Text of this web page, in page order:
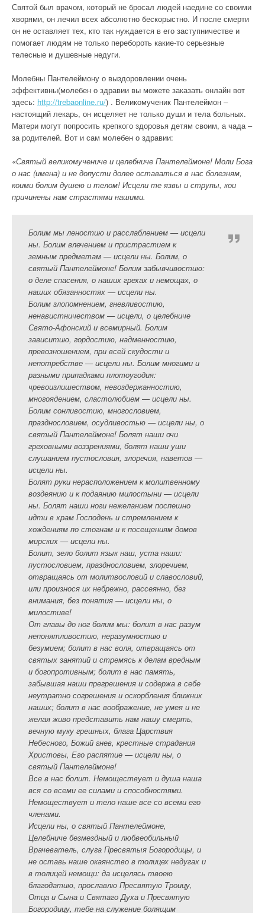
Святой был врачом, который не бросал людей наедине со своими
хворями, он лечил всех абсолютно бескорыстно. И после смерти
он не оставляет тех, кто так нуждается в его заступничестве и
помогает людям не только перебороть какие-то серьезные
телесные и душевные недуги.
Молебны Пантелеймону о выздоровлении очень
эффективны(молебен о здравии вы можете заказать онлайн вот
здесь: http://trebaonline.ru/) . Великомученик Пантелеймон –
настоящий лекарь, он исцеляет не только души и тела больных.
Матери могут попросить крепкого здоровья детям своим, а чада –
за родителей. Вот и сам молебен о здравии:
«Святый великомучениче и целебниче Пантелеймоне! Моли Бога
о нас (имена) и не допусти долее оставаться в нас болезням,
коими болим душею и телом! Исцели те язвы и струпы, кои
причинены нам страстями нашими.
Болим мы леностию и расслаблением — исцели
ны. Болим влечением и пристрастием к
земным предметам — исцели ны. Болим, о
святый Пантелеймоне! Болим забывчивостию:
о деле спасения, о наших грехах и немощах, о
наших обязанностях — исцели ны.
Болим злопомнением, гневливостию,
ненавистничеством — исцели, о целебниче
Свято-Афонский и всемирный. Болим
зависитию, гордостию, надменностию,
превозношением, при всей скудости и
непотребстве — исцели ны. Болим многими и
разными припадками плотоугодия:
чревоизлишеством, невоздержанностию,
многоядением, сластолюбием — исцели ны.
Болим сонливостию, многословием,
празднословием, осудливостью — исцели ны, о
святый Пантелеймоне! Болят наши очи
греховными воззрениями, болят наши уши
слушанием пустословия, злоречия, наветов —
исцели ны.
Болят руки нерасположением к молитвенному
воздеянию и к подаянию милостыни — исцели
ны. Болят наши ноги нежеланием поспешно
идти в храм Господень и стремлением к
хождениям по стогнам и к посещениям домов
мирских — исцели ны.
Болит, зело болит язык наш, уста наши:
пустословием, празднословием, злоречием,
отвращаясь от молитвословий и славословий,
или произнося их небрежно, рассеянно, без
внимания, без понятия — исцели ны, о
милостиве!
От главы до ног болим мы: болит в нас разум
непонятливостию, неразумностию и
безумием; болит в нас воля, отвращаясь от
святых занятий и стремясь к делам вредным
и богопротивным; болит в нас память,
забывшая наши прегрешения и содержа в себе
неутратно согрешения и оскорбления ближних
наших; болит в нас воображение, не умея и не
желая живо представить нам нашу смерть,
вечную муку грешных, блага Царствия
Небесного, Божий гнев, крестные страдания
Христовы, Его распятие — исцели ны, о
святый Пантелеймоне!
Все в нас болит. Немоществует и душа наша
вся со всеми ее силами и способностями.
Немоществует и тело наше все со всеми его
членами.
Исцели ны, о святый Пантелеймоне,
Целебниче безмездный и любвеобильный
Врачеватель, слуга Пресвятыя Богородицы, и
не оставь наше окаянство в толицех недугах и
в толицей немощи: да исцелясь твоею
благодатию, прославлю Пресвятую Троицу,
Отца и Сына и Святаго Духа и Пресвятую
Богородицу, тебе на служение болящим